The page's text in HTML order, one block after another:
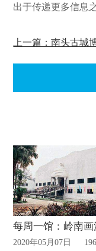
出于传递更多信息
2020年05月07日